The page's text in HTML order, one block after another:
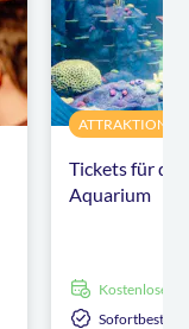
Tickets für
Aquarium
kostenlose